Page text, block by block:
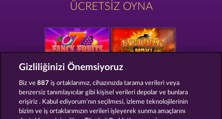
ÜCRETSIZ OYNA
FANCY FRUITS
Gizliliğinizi Önemsiyoruz
Biz ve887 iş ortaklarımız, cihazınızda tarama verileri veya
benzersiz tanımlayıcılar gibi kişisel verileri depolar ve bunlara
erişiriz . Kabul ediyorum'nın seçilmesi, izleme teknolojilerinin
bizim ve iş ortaklarımızın verileri işleyerek sunma amaçlarını